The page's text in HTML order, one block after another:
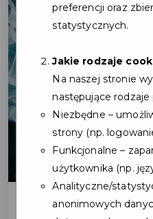
preferencji oraz
statystycznych.
Jakie rodzaje
Na naszej stronie
następujące rodzaje
Niezbędne –
strony (np.
Funkcjonalne –
użytkownika (np.
Analityczne/
anonimowych